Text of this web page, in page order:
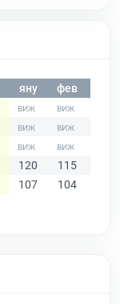
яну фев
120 115
107 104